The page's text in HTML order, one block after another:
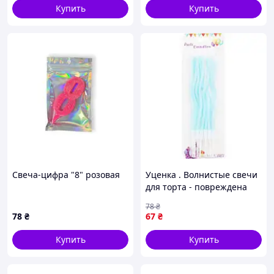
Купить
Купить
Свеча-цифра "8" розовая
78 ₴
Купить
Уценка . Волнистые свечи
для торта - повреждена
67 ₴
78₴
Купить